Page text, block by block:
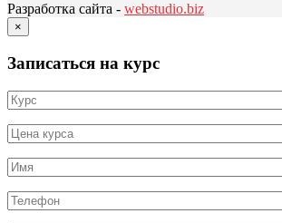
Разработка сайта - webstudio.biz
×
Записаться на курс